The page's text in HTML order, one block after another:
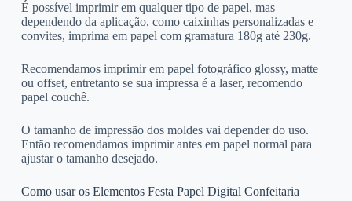
É possível imprimir em qualquer tipo de papel, mas
dependendo da aplicação, como caixinhas personalizadas e
convites, imprima em papel com gramatura 180g até 230g.
Recomendamos imprimir em papel fotográfico glossy, matte
ou offset, entretanto se sua impressa é a laser, recomendo
papel couchê.
O tamanho de impressão dos moldes vai depender do uso.
Então recomendamos imprimir antes em papel normal para
ajustar o tamanho desejado.
Como usar os Elementos Festa Papel Digital Confeitaria